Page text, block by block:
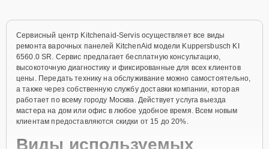
Сервисный центр Kitchenaid-Servis осуществляет все виды
ремонта варочных панелей KitchenAid модели Kuppersbusch KI
6560.0 SR. Сервис предлагает бесплатную консультацию,
высокоточную диагностику и фиксированные для всех клиентов
цены. Передать технику на обслуживание можно самостоятельно,
а также через собственную службу доставки компании, которая
работает по всему городу Москва. Действует услуга выезда
мастера на дом или офис в любое удобное время. Всем новым
клиентам предоставляются скидки от 15 до 20%.
Виды используемых